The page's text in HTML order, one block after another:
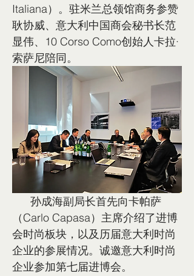
Italiana）。驻米兰总领馆商务参赞
耿协威、意大利中国商会秘书长范
显伟、10 Corso Como创始人卡拉·
索萨尼陪同。
（Carlo Capasa）主席介绍了进博
会时尚板块，以及历届意大利时尚
企业的参展情况。诚邀意大利时尚
企业参加第七届进博会。